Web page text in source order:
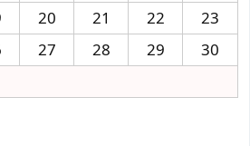
20 21 22
23
27 28 29
30